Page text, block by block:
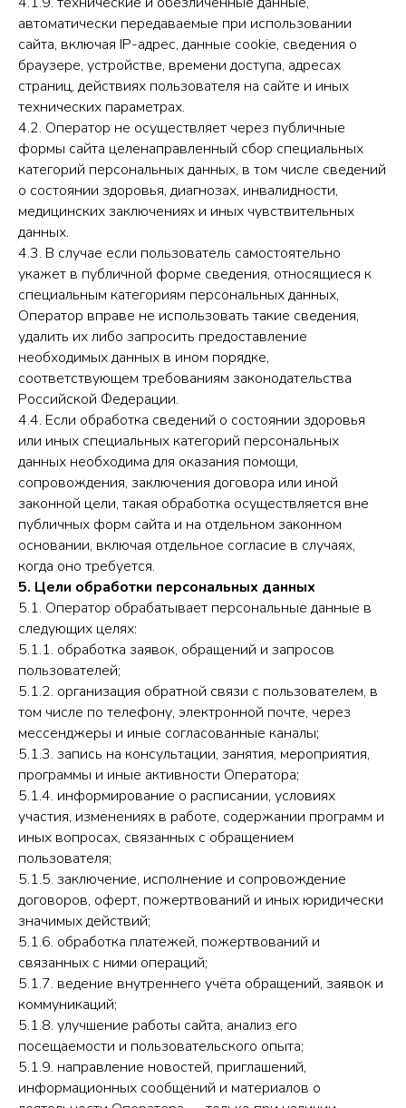
автоматически передаваемые при использовании
сайта, включая IP-адрес, данные cookie, сведения о
браузере, устройстве, времени доступа, адресах
страниц, действиях пользователя на сайте и иных
технических параметрах.
4.2. Оператор не осуществляет через публичные
формы сайта целенаправленный сбор специальных
категорий персональных данных, в том числе сведений
о состоянии здоровья, диагнозах, инвалидности,
медицинских заключениях и иных чувствительных
данных.
4.3. В случае если пользователь самостоятельно
укажет в публичной форме сведения, относящиеся к
специальным категориям персональных данных,
Оператор вправе не использовать такие сведения,
удалить их либо запросить предоставление
необходимых данных в ином порядке,
соответствующем требованиям законодательства
Российской Федерации.
4.4. Если обработка сведений о состоянии здоровья
или иных специальных категорий персональных
данных необходима для оказания помощи,
сопровождения, заключения договора или иной
законной цели, такая обработка осуществляется вне
публичных форм сайта и на отдельном законном
основании, включая отдельное согласие в случаях,
когда оно требуется.
5. Цели обработки персональных данных
5.1. Оператор обрабатывает персональные данные в
следующих целях:
5.1.1. обработка заявок, обращений и запросов
пользователей;
5.1.2. организация обратной связи с пользователем, в
том числе по телефону, электронной почте, через
мессенджеры и иные согласованные каналы;
5.1.3. запись на консультации, занятия, мероприятия,
программы и иные активности Оператора;
5.1.4. информирование о расписании, условиях
участия, изменениях в работе, содержании программ и
иных вопросах, связанных с обращением
пользователя;
5.1.5. заключение, исполнение и сопровождение
договоров, оферт, пожертвований и иных юридически
значимых действий;
5.1.6. обработка платежей, пожертвований и
связанных с ними операций;
5.1.7. ведение внутреннего учёта обращений, заявок и
коммуникаций;
5.1.8. улучшение работы сайта, анализ его
посещаемости и пользовательского опыта;
5.1.9. направление новостей, приглашений,
информационных сообщений и материалов о